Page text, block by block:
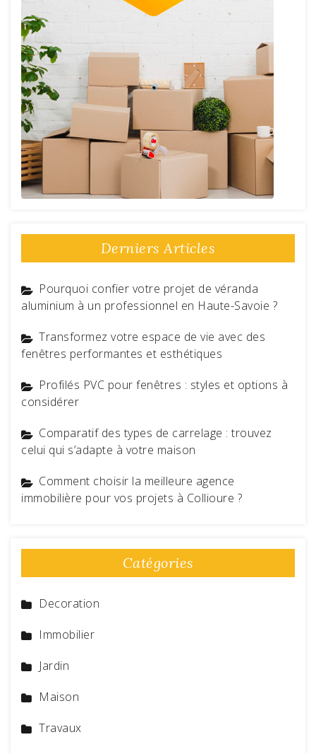
Derniers Articles
Pourquoi confier votre projet de véranda
aluminium à un professionnel en Haute-Savoie ?
Transformez votre espace de vie avec des
fenêtres performantes et esthétiques
Profilés PVC pour fenêtres : styles et options à
considérer
Comparatif des types de carrelage : trouvez
celui qui s’adapte à votre maison
Comment choisir la meilleure agence
immobilière pour vos projets à Collioure ?
Catégories
Decoration
Immobilier
Jardin
Maison
Travaux